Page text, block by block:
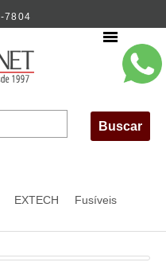
7804
Menu
Buscar
EXTECH
Fusíveis